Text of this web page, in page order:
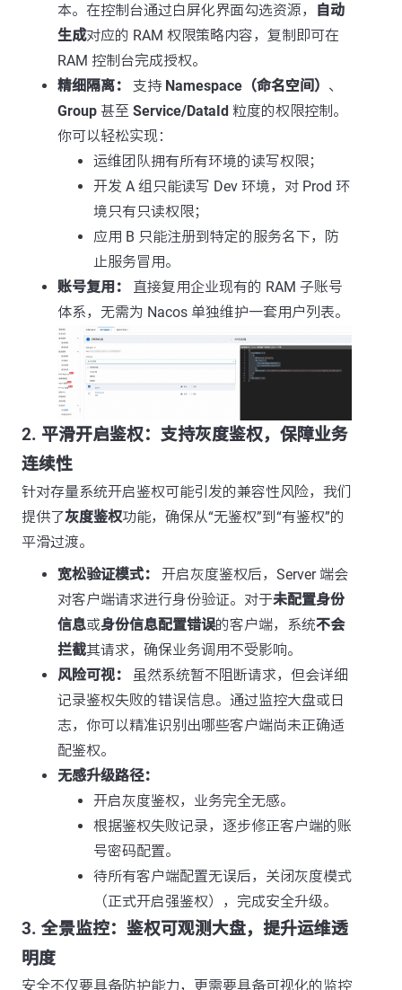
本。在控制台通过白屏化界面勾选资源，
自动
生成对应的 RAM 权限策略内容，复制即可在
RAM 控制台完成授权。
精细隔离：
支持 Namespace（命名空间） 、
Group 甚至 Service/DataId 粒度的权限控制。
你可以轻松实现：
运维团队拥有所有环境的读写权限；
开发 A 组只能读写 Dev 环境，对 Prod 环
境只有只读权限；
应用 B 只能注册到特定的服务名下，防
止服务冒用。
账号复用：
直接复用企业现有的 RAM 子账号
体系，无需为 Nacos 单独维护一套用户列表。
2. 平滑开启鉴权：支持灰度鉴权，保障业务
连续性
针对存量系统开启鉴权可能引发的兼容性风险，我们
提供了灰度鉴权功能，确保从“无鉴权”到“有鉴权”的
平滑过渡。
宽松验证模式：
开启灰度鉴权后，Server 端会
对客户端请求进行身份验证。对于未配置身份
信息或身份信息配置错误的客户端，系统不会
拦截其请求，确保业务调用不受影响。
风险可视：
虽然系统暂不阻断请求，但会详细
记录鉴权失败的错误信息。通过监控大盘或日
志，你可以精准识别出哪些客户端尚未正确适
配鉴权。
无感升级路径：
开启灰度鉴权，业务完全无感。
根据鉴权失败记录，逐步修正客户端的账
号密码配置。
待所有客户端配置无误后，关闭灰度模式
（正式开启强鉴权），完成安全升级。
3. 全景监控：鉴权可观测大盘，提升运维透
明度
安全不仅要具备防护能力，更需要具备可视化的监控